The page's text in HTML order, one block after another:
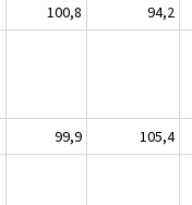
100,8 94,2
99,9 105,4